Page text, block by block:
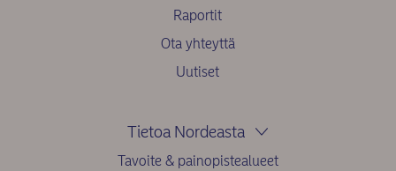
Raportit
Ota yhteyttä
Uutiset
Tietoa Nordeasta
Tavoite & painopistealueet